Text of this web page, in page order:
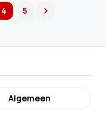
4 5
Algemeen